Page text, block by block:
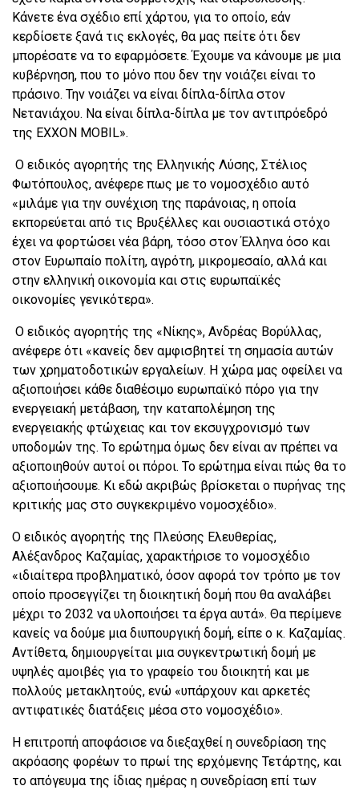
Κάνετε ένα σχέδιο επί χάρτου, για το οποίο, εάν
κερδίσετε ξανά τις εκλογές, θα μας πείτε ότι δεν
μπορέσατε να το εφαρμόσετε. Έχουμε να κάνουμε με μια
κυβέρνηση, που το μόνο που δεν την νοιάζει είναι το
πράσινο. Την νοιάζει να είναι δίπλα-δίπλα στον
Νετανιάχου. Να είναι δίπλα-δίπλα με τον αντιπρόεδρό
της EXXON MOBIL».
Ο ειδικός αγορητής της Ελληνικής Λύσης, Στέλιος
Φωτόπουλος, ανέφερε πως με το νομοσχέδιο αυτό
«μιλάμε για την συνέχιση της παράνοιας, η οποία
εκπορεύεται από τις Βρυξέλλες και ουσιαστικά στόχο
έχει να φορτώσει νέα βάρη, τόσο στον Έλληνα όσο και
στον Ευρωπαίο πολίτη, αγρότη, μικρομεσαίο, αλλά και
στην ελληνική οικονομία και στις ευρωπαϊκές
οικονομίες γενικότερα».
Ο ειδικός αγορητής της «Νίκης», Ανδρέας Βορύλλας,
ανέφερε ότι «κανείς δεν αμφισβητεί τη σημασία αυτών
των χρηματοδοτικών εργαλείων. Η χώρα μας οφείλει να
αξιοποιήσει κάθε διαθέσιμο ευρωπαϊκό πόρο για την
ενεργειακή μετάβαση, την καταπολέμηση της
ενεργειακής φτώχειας και τον εκσυγχρονισμό των
υποδομών της. Το ερώτημα όμως δεν είναι αν πρέπει να
αξιοποιηθούν αυτοί οι πόροι. Το ερώτημα είναι πώς θα το
αξιοποιήσουμε. Κι εδώ ακριβώς βρίσκεται ο πυρήνας της
κριτικής μας στο συγκεκριμένο νομοσχέδιο».
Ο ειδικός αγορητής της Πλεύσης Ελευθερίας,
Αλέξανδρος Καζαμίας, χαρακτήρισε το νομοσχέδιο
«ιδιαίτερα προβληματικό, όσον αφορά τον τρόπο με τον
οποίο προσεγγίζει τη διοικητική δομή που θα αναλάβει
μέχρι το 2032 να υλοποιήσει τα έργα αυτά». Θα περίμενε
κανείς να δούμε μια διυπουργική δομή, είπε ο κ. Καζαμίας.
Αντίθετα, δημιουργείται μια συγκεντρωτική δομή με
υψηλές αμοιβές για το γραφείο του διοικητή και με
πολλούς μετακλητούς, ενώ «υπάρχουν και αρκετές
αντιφατικές διατάξεις μέσα στο νομοσχέδιο».
Η επιτροπή αποφάσισε να διεξαχθεί η συνεδρίαση της
ακρόασης φορέων το πρωί της ερχόμενης Τετάρτης, και
το απόγευμα της ίδιας ημέρας η συνεδρίαση επί των